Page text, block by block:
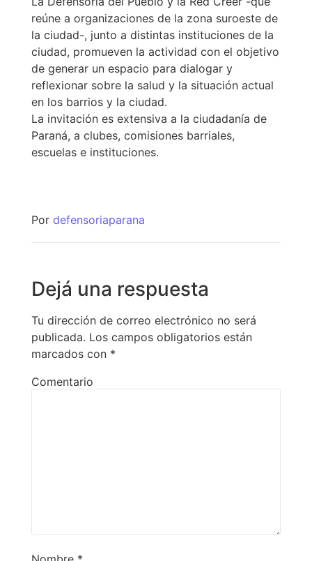
reúne a organizaciones de la zona suroeste de
la ciudad-, junto a distintas instituciones de la
ciudad, promueven la actividad con el objetivo
de generar un espacio para dialogar y
reflexionar sobre la salud y la situación actual
en los barrios y la ciudad.
La invitación es extensiva a la ciudadanía de
Paraná, a clubes, comisiones barriales,
escuelas e instituciones.
Por defensoriaparana
Dejá una respuesta
Tu dirección de correo electrónico no será
publicada. Los campos obligatorios están
marcados con *
Comentario